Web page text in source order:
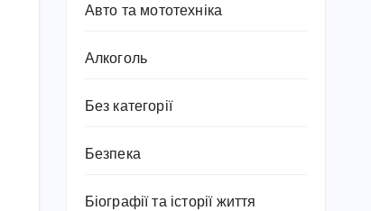
Авто та мототехніка
Алкоголь
Без категорії
Безпека
Біографії та історії життя